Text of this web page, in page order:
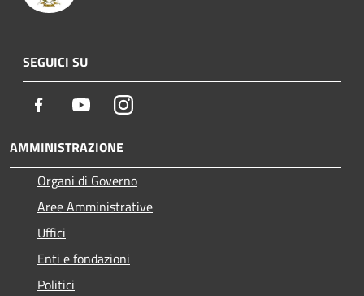
SEGUICI SU
Facebook YoutubeInstagram
AMMINISTRAZIONE
Organi di Governo
Aree Amministrative
Uffici
Enti e fondazioni
Politici